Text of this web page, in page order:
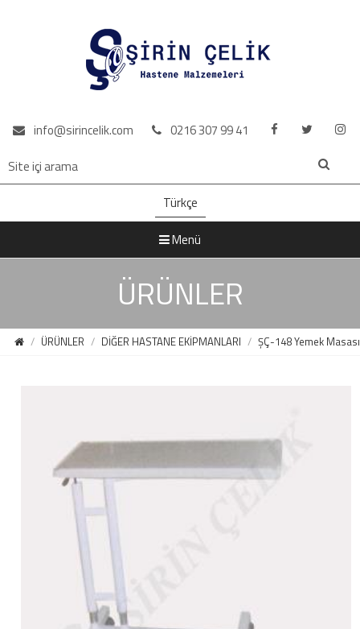
info@sirincelik.com 0216 307 99 41
Türkçe
Menü
ÜRÜNLER
ÜRÜNLER DİĞER HASTANE EKİPMANLARI ŞÇ-148 Yemek Masası